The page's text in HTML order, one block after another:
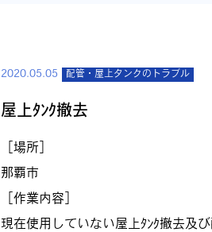
2020.05.05 配管・屋上タンクのトラブル
屋上ﾀﾝｸ撤去
［場所］
那覇市
［作業内容］
現在使用していない屋上ﾀﾝｸ撤去及